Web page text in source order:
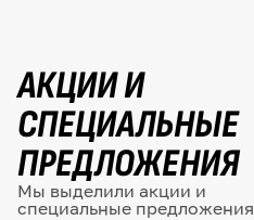
АКЦИИ И
СПЕЦИАЛЬНЫЕ
ПРЕДЛОЖЕНИЯ
Мы выделили акции и
специальные предложения